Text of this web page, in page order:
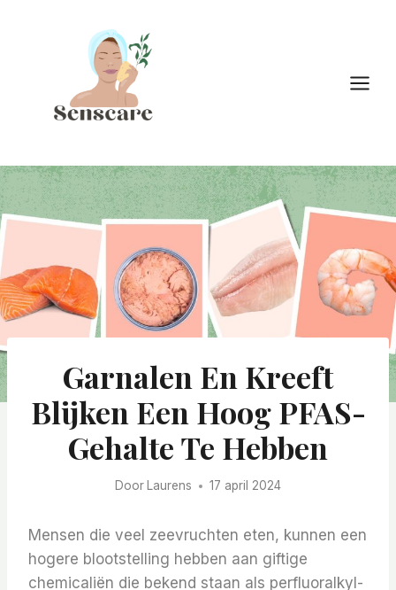
Garnalen En Kreeft
Blijken Een Hoog PFAS-
Gehalte Te Hebben
Door Laurens 17 april 2024
Mensen die veel zeevruchten eten, kunnen een
hogere blootstelling hebben aan giftige
chemicaliën die bekend staan ​​als perfluoralkyl-